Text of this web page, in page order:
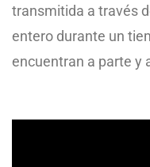
transmitida a través
entero durante un
encuentran a parte y